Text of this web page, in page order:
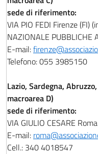
sede di riferimento:
VIA PIO FEDI Firenze (FI)
NAZIONALE PUBBLICHE
E-mail:
Telefono: 055 3985150
Lazio, Sardegna,
macroarea D)
sede di riferimento:
VIA GIULIO CESARE
E-mail:
Cell.: 340 4018547